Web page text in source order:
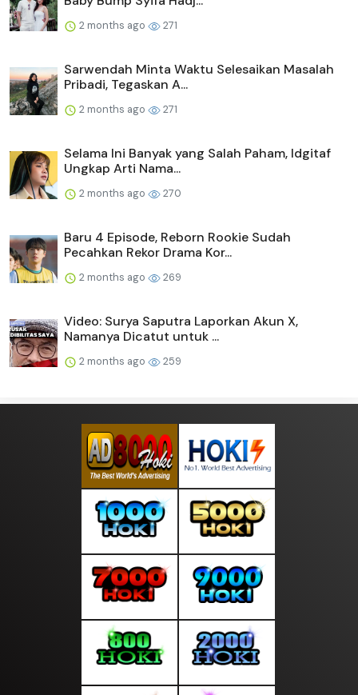
2 months ago 271
Sarwendah Minta Waktu Selesaikan Masalah
Pribadi, Tegaskan A...
2 months ago 271
Selama Ini Banyak yang Salah Paham, Idgitaf
Ungkap Arti Nama...
2 months ago 270
Baru 4 Episode, Reborn Rookie Sudah
Pecahkan Rekor Drama Kor...
2 months ago 269
Video: Surya Saputra Laporkan Akun X,
Namanya Dicatut untuk ...
2 months ago 259